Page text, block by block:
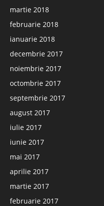
martie 2018
februarie 2018
ianuarie 2018
decembrie 2017
noiembrie 2017
octombrie 2017
septembrie 2017
august 2017
iulie 2017
iunie 2017
mai 2017
aprilie 2017
martie 2017
februarie 2017